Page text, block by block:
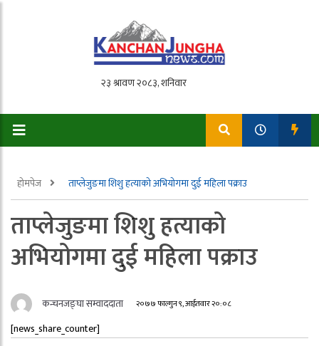
होमपेज ताप्लेजुङमा शिशु हत्याको अभियोगमा दुई महिला पक्राउ
ताप्लेजुङमा शिशु हत्याको
अभियोगमा दुई महिला पक्राउ
कन्चनजङ्घा सम्वाददाता २०७७ फाल्गुन ९, आईतवार २०:०८
[news_share_counter]